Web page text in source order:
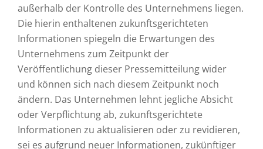
außerhalb der Kontrolle des Unternehmens liegen.
Die hierin enthaltenen zukunftsgerichteten
Informationen spiegeln die Erwartungen des
Unternehmens zum Zeitpunkt der
Veröffentlichung dieser Pressemitteilung wider
und können sich nach diesem Zeitpunkt noch
ändern. Das Unternehmen lehnt jegliche Absicht
oder Verpflichtung ab, zukunftsgerichtete
Informationen zu aktualisieren oder zu revidieren,
sei es aufgrund neuer Informationen, zukünftiger